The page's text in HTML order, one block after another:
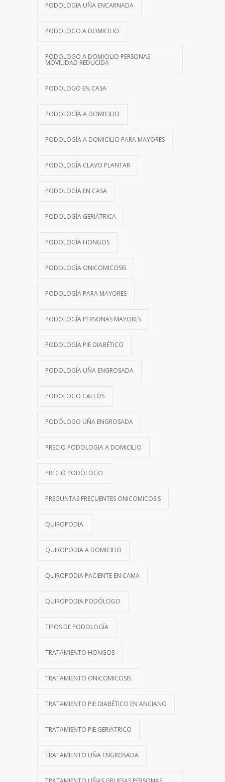
PODOLOGIA UÑA ENCARNADA
PODOLOGO A DOMICILIO
PODOLOGO A DOMICILIO PERSONAS
MOVILIDAD REDUCIDA
PODOLOGO EN CASA
PODOLOGÍA A DOMICILIO
PODOLOGÍA A DOMICILIO PARA MAYORES
PODOLOGÍA CLAVO PLANTAR
PODOLOGÍA EN CASA
PODOLOGÍA GERIÁTRICA
PODOLOGÍA HONGOS
PODOLOGÍA ONICOMICOSIS
PODOLOGÍA PARA MAYORES
PODOLOGÍA PERSONAS MAYORES
PODOLOGÍA PIE DIABÉTICO
PODOLOGÍA UÑA ENGROSADA
PODÓLOGO CALLOS
PODÓLOGO UÑA ENGROSADA
PRECIO PODOLOGIA A DOMICILIO
PRECIO PODÓLOGO
PREGUNTAS FRECUENTES ONICOMICOSIS
QUIROPODIA
QUIROPODIA A DOMICILIO
QUIROPODIA PACIENTE EN CAMA
QUIROPODIA PODÓLOGO
TIPOS DE PODOLOGÍA
TRATAMIENTO HONGOS
TRATAMIENTO ONICOMICOSIS
TRATAMIENTO PIE DIABÉTICO EN ANCIANO
TRATAMIENTO PIE GERIATRICO
TRATAMIENTO UÑA ENGROSADA